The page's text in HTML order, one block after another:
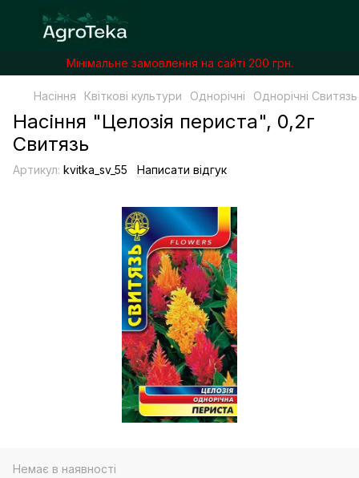
Мінімальне замовлення на сайті 200 грн.
Насіння Квіткові культури Однорічні Однорічні Свитязь
Насіння "Целозiя периста", 0,2г
Свитязь
Артикул: kvitka_sv_55 Написати відгук
Немає в наявності